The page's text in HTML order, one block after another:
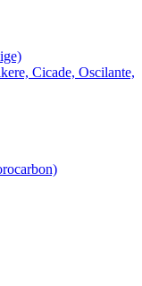
Cicade, Oscilante,